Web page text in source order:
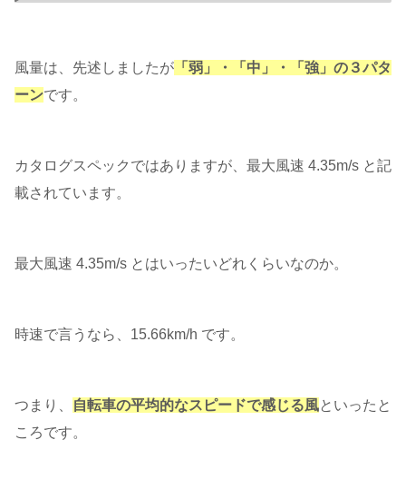
風量は、先述しましたが 「弱」・「中」・「強」の３パタ
ーンです。
カタログスペックではありますが、最大風速 4.35m/s と記
載されています。
最大風速 4.35m/s とはいったいどれくらいなのか。
時速で言うなら、15.66km/h です。
つまり、 自転車の平均的なスピードで感じる風といったと
ころです。